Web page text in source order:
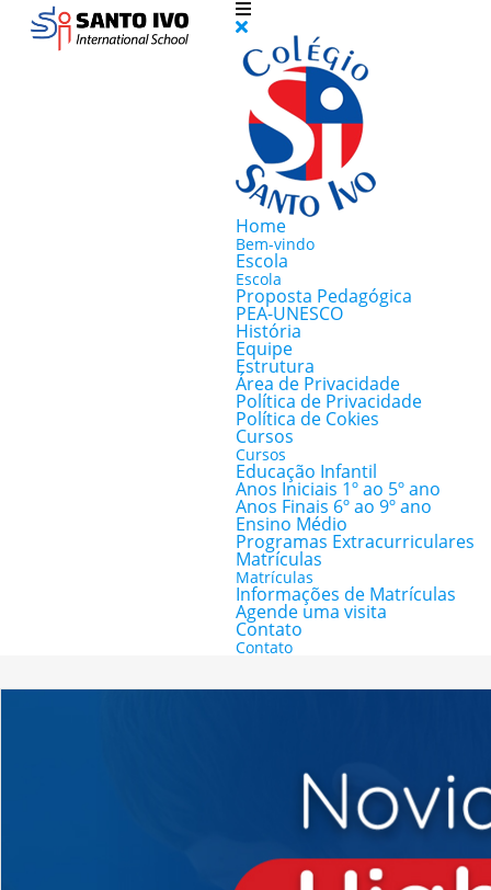
Home
Bem-vindo
Escola
Escola
Proposta Pedagógica
PEA-UNESCO
História
Equipe
Estrutura
Área de Privacidade
Política de Privacidade
Política de Cokies
Cursos
Cursos
Educação Infantil
Anos Iniciais 1º ao 5º ano
Anos Finais 6º ao 9º ano
Ensino Médio
Programas Extracurriculares
Matrículas
Matrículas
Informações de Matrículas
Agende uma visita
Contato
Contato